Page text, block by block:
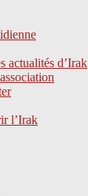
actualités d’Irak
l’Irak